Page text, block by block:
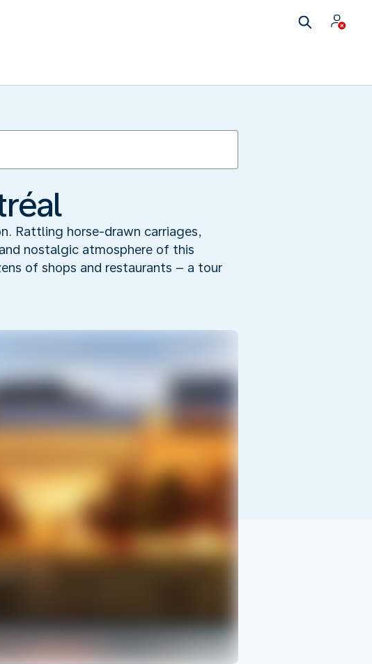
Rattling horse-drawn carriages,
nostalgic atmosphere of this
of shops and restaurants – a tour